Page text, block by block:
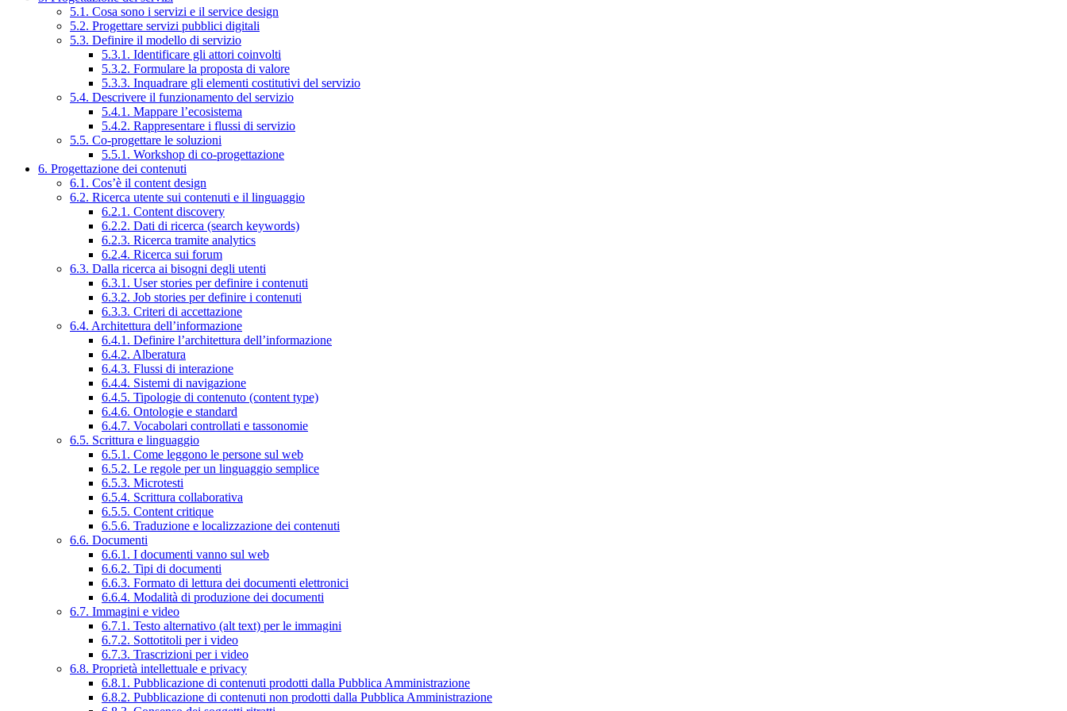
5.1. Cosa sono i servizi e il service design
5.2. Progettare servizi pubblici digitali
5.3. Definire il modello di servizio
5.3.1. Identificare gli attori coinvolti
5.3.2. Formulare la proposta di valore
5.3.3. Inquadrare gli elementi costitutivi del servizio
5.4. Descrivere il funzionamento del servizio
5.4.1. Mappare l’ecosistema
5.4.2. Rappresentare i flussi di servizio
5.5. Co-progettare le soluzioni
5.5.1. Workshop di co-progettazione
6. Progettazione dei contenuti
6.1. Cos’è il content design
6.2. Ricerca utente sui contenuti e il linguaggio
6.2.1. Content discovery
6.2.2. Dati di ricerca (search keywords)
6.2.3. Ricerca tramite analytics
6.2.4. Ricerca sui forum
6.3. Dalla ricerca ai bisogni degli utenti
6.3.1. User stories per definire i contenuti
6.3.2. Job stories per definire i contenuti
6.3.3. Criteri di accettazione
6.4. Architettura dell’informazione
6.4.1. Definire l’architettura dell’informazione
6.4.2. Alberatura
6.4.3. Flussi di interazione
6.4.4. Sistemi di navigazione
6.4.5. Tipologie di contenuto (content type)
6.4.6. Ontologie e standard
6.4.7. Vocabolari controllati e tassonomie
6.5. Scrittura e linguaggio
6.5.1. Come leggono le persone sul web
6.5.2. Le regole per un linguaggio semplice
6.5.3. Microtesti
6.5.4. Scrittura collaborativa
6.5.5. Content critique
6.5.6. Traduzione e localizzazione dei contenuti
6.6. Documenti
6.6.1. I documenti vanno sul web
6.6.2. Tipi di documenti
6.6.3. Formato di lettura dei documenti elettronici
6.6.4. Modalità di produzione dei documenti
6.7. Immagini e video
6.7.1. Testo alternativo (alt text) per le immagini
6.7.2. Sottotitoli per i video
6.7.3. Trascrizioni per i video
6.8. Proprietà intellettuale e privacy
6.8.1. Pubblicazione di contenuti prodotti dalla Pubblica Amministrazione
6.8.2. Pubblicazione di contenuti non prodotti dalla Pubblica Amministrazione